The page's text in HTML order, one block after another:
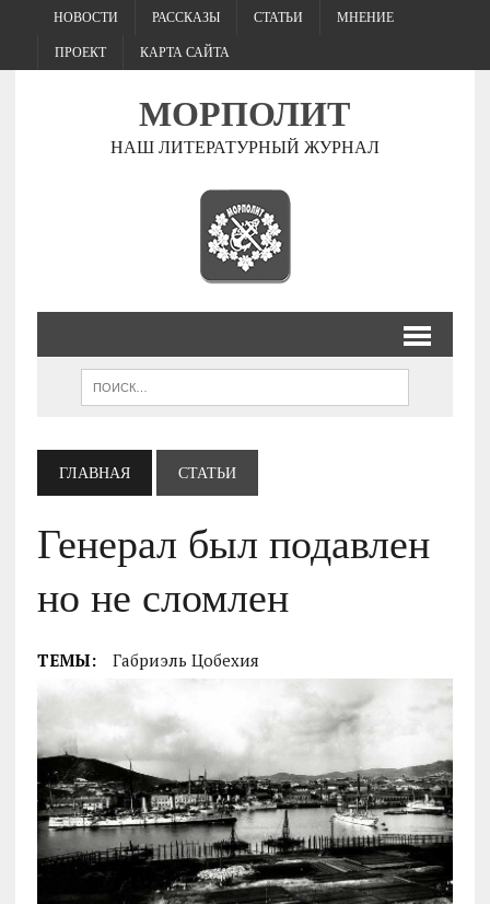
НОВОСТИ РАССКАЗЫ СТАТЬИ МНЕНИЕ
ПРОЕКТ КАРТА САЙТА
МОРПОЛИТ
НАШ ЛИТЕРАТУРНЫЙ ЖУРНАЛ
ГЛАВНАЯ СТАТЬИ
Генерал был подавлен
но не сломлен
ТЕМЫ: Габриэль Цобехия